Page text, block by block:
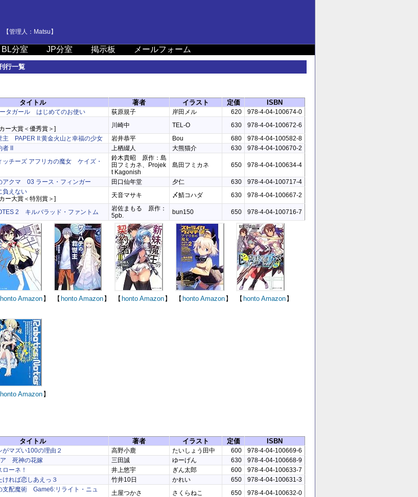
管理人：Matsu】
BL分室 JP分室 掲示板 メールフォーム
行一覧
タイトル 著者 イラスト 定価 ISBN
タガール はじめてのお使い 荻原規子 岸田メル 620
978-4-04-100674-0
ー大賞＜優秀賞＞]
川崎中 TEL-O 630
978-4-04-100672-6
主 PAPER II:黄金火山と幸福の少女 岩井恭平 Bou 680
978-4-04-100582-8
II 上栖綴人 大熊猫介 630 978-4-04-100670-2
ッチーズ アフリカの魔女 ケイズ・
鈴木貴昭 原作：島
田フミカネ、Projek
t Kagonish
島田フミカネ 650 978-4-04-100634-4
アクマ 03 ラース・フィンガー 田口仙年堂 夕仁 630
978-4-04-100717-4
負えない
ー大賞＜特別賞＞]
天音マサキ 〆鯖コハダ 630 978-4-04-100667-2
2 キルバラッド・ファントム
岩佐まもる 原作：
5pb.
bun150 650 978-4-04-100716-7
honto Amazon 】 【 honto Amazon 】 【 honto Amazon 】 【 honto Amazon 】 【 honto Amazon 】
honto Amazon 】
タイトル 著者 イラスト 定価 ISBN
がマズい100の理由２ 高野小鹿 たいしょう田中 600
978-4-04-100669-6
ア 死神の花嫁 三田誠 ゆーげん 630
978-4-04-100668-9
ーネ！ 井上悠宇 ぎん太郎 600
978-4-04-100633-7
ければ恋しあえっ３ 竹井10日 かれい 650
978-4-04-100631-3
支配魔術 Game6:リライト・ニュ
土屋つかさ さくらねこ 650 978-4-04-100632-0